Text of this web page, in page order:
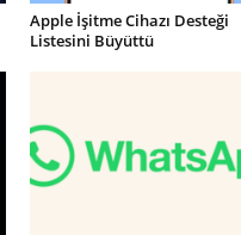
Apple İşitme Cihazı Desteği
Listesini Büyüttü